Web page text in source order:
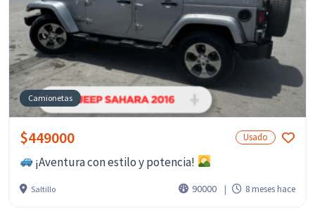
Camionetas
$449000 Usado
¡Aventura con estilo y potencia!
Saltillo 90000 8 meses hace